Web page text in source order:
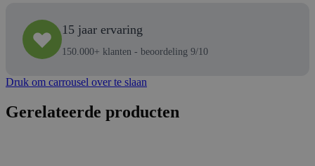
15 jaar ervaring
150.000+ klanten - beoordeling 9/10
Druk om carrousel over te slaan
Gerelateerde producten